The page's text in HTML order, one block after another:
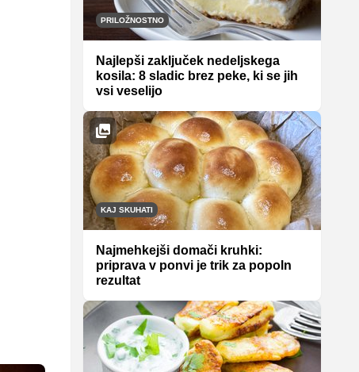
PRILOŽNOSTNO
Najlepši zaključek nedeljskega
kosila: 8 sladic brez peke, ki se jih
vsi veselijo
KAJ SKUHATI
Najmehkejši domači kruhki:
priprava v ponvi je trik za popoln
rezultat